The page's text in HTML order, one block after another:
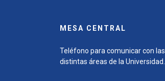
MESA CENTRAL
Teléfono para comunicar con las
distintas áreas de la Universidad.